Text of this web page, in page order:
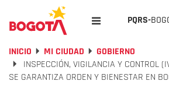
PQRS-
INICIO MI CIUDAD
GOBIERNO
INSPECCIÓN, VIGILANCIA Y CONTROL
SE GARANTIZA ORDEN Y BIENESTAR EN